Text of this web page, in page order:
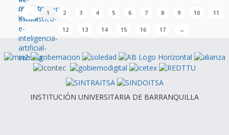
← 1 2 3 4 5 6 7 8 9 10 11
12 13 14 15 16 17 →
INSTITUCIÓN UNIVERSITARIA DE BARRANQUILLA